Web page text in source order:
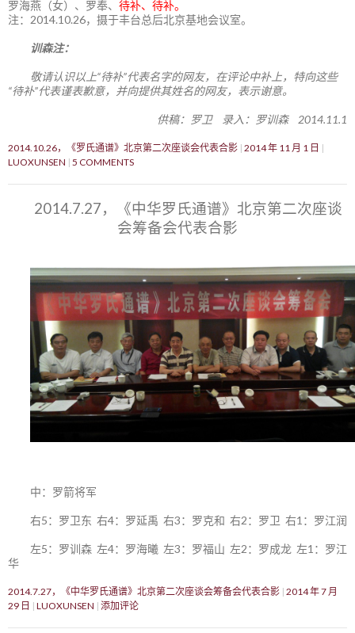
罗海燕（女）、罗奉、 待补、待补。
注：2014.10.26，摄于丰台总后北京基地会议室。
训森注：
敬请认识以上“待补”代表名字的网友，在评论中补上，特向这些
“待补”代表谨表歉意，并向提供其姓名的网友，表示谢意。
供稿：罗卫 录入：罗训森 2014.11.1
2014.10.26，《罗氏通谱》北京第二次座谈会代表合影 2014 年 11 月 1 日
LUOXUNSEN 5 COMMENTS
2014.7.27，《中华罗氏通谱》北京第二次座谈
会筹备会代表合影
中：罗箭将军
右5：罗卫东 右4：罗延禹 右3：罗克和 右2：罗卫 右1：罗江润
左5：罗训森 左4：罗海曦 左3：罗福山 左2：罗成龙 左1：罗江
华
2014.7.27，《中华罗氏通谱》北京第二次座谈会筹备会代表合影 2014 年 7 月
29 日
LUOXUNSEN 添加评论